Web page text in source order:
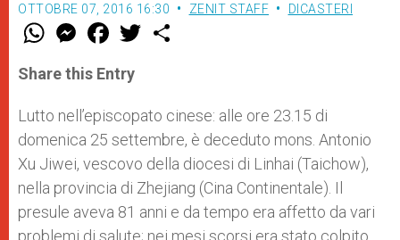
OTTOBRE 07, 2016 16:30 ZENIT STAFF DICASTERI
W
t
s
p
p
M
e
s
e
g
e
r
F
a
e
b
o
k
w
r
Share this Entry
Lutto nell’episcopato cinese: alle ore 23.15 di
domenica 25 settembre, è deceduto mons. Antonio
Xu Jiwei, vescovo della diocesi di Linhai (Taichow),
nella provincia di Zhejiang (Cina Continentale). Il
presule aveva 81 anni e da tempo era affetto da vari
problemi di salute; nei mesi scorsi era stato colpito